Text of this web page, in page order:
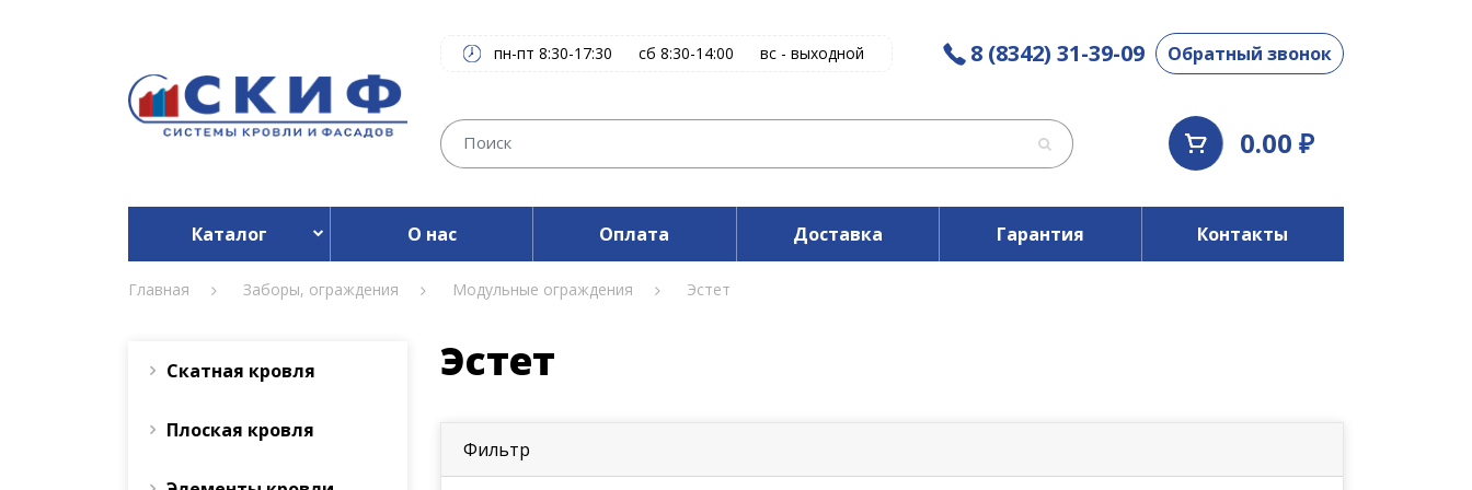
пн-пт 8:30-17:30 сб 8:30-14:00 вс - выходной 8 (8342) 31-39-09 Обратный звонок
0.00 ₽
Каталог О нас Оплата Доставка Гарантия Контакты
Главная Заборы, ограждения Модульные ограждения Эстет
Скатная кровля
Плоская кровля
Эстет
Фильтр